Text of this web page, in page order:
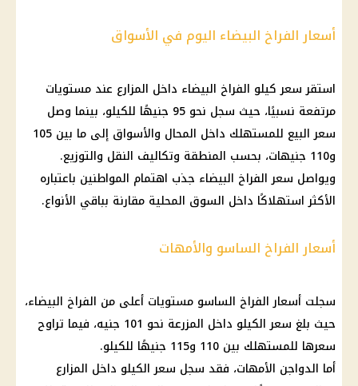
أسعار الفراخ البيضاء اليوم في الأسواق
استقر سعر كيلو الفراخ البيضاء داخل المزارع عند مستويات
مرتفعة نسبيًا، حيث سجل نحو 95 جنيهًا للكيلو، بينما وصل
سعر البيع للمستهلك داخل المحال والأسواق إلى ما بين 105
و110 جنيهات، بحسب المنطقة وتكاليف النقل والتوزيع.
ويواصل سعر الفراخ البيضاء جذب اهتمام المواطنين باعتباره
الأكثر استهلاكًا داخل السوق المحلية مقارنة بباقي الأنواع.
أسعار الفراخ الساسو والأمهات
سجلت أسعار الفراخ الساسو مستويات أعلى من الفراخ البيضاء،
حيث بلغ سعر الكيلو داخل المزرعة نحو 101 جنيه، فيما تراوح
سعرها للمستهلك بين 110 و115 جنيهًا للكيلو.
أما الدواجن الأمهات، فقد سجل سعر الكيلو داخل المزارع